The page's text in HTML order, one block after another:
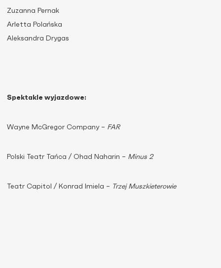
Zuzanna Pernak
Arletta Polańska
Aleksandra Drygas
Spektakle wyjazdowe:
Wayne McGregor Company – FAR
Polski Teatr Tańca / Ohad Naharin – Minus 2
Teatr Capitol / Konrad Imiela – Trzej Muszkieterowie